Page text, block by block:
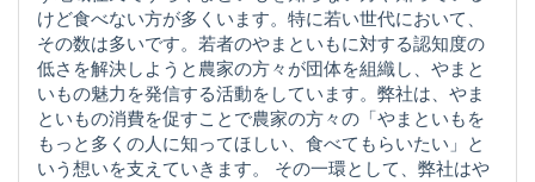
けど食べない方が多くいます。特に若い世代において、
その数は多いです。若者のやまといもに対する認知度の
低さを解決しようと農家の方々が団体を組織し、やまと
いもの魅力を発信する活動をしています。弊社は、やま
といもの消費を促すことで農家の方々の「やまといもを
もっと多くの人に知ってほしい、食べてもらいたい」と
いう想いを支えていきます。 その一環として、弊社はや